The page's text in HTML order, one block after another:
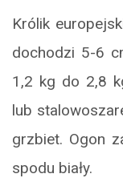
Królik
dochodzi 5-6
1,2 kg do 2,8
lub
grzbiet. Ogon
spodu biały.